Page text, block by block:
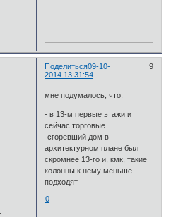
Поделиться 9
09-10-
2014 13:31:54
мне подумалось, что:
- в 13-м первые этажи и
сейчас торговые
-сгоревший дом в
архитектурном плане был
скромнее 13-го и, кмк, такие
колонны к нему меньше
подходят
0